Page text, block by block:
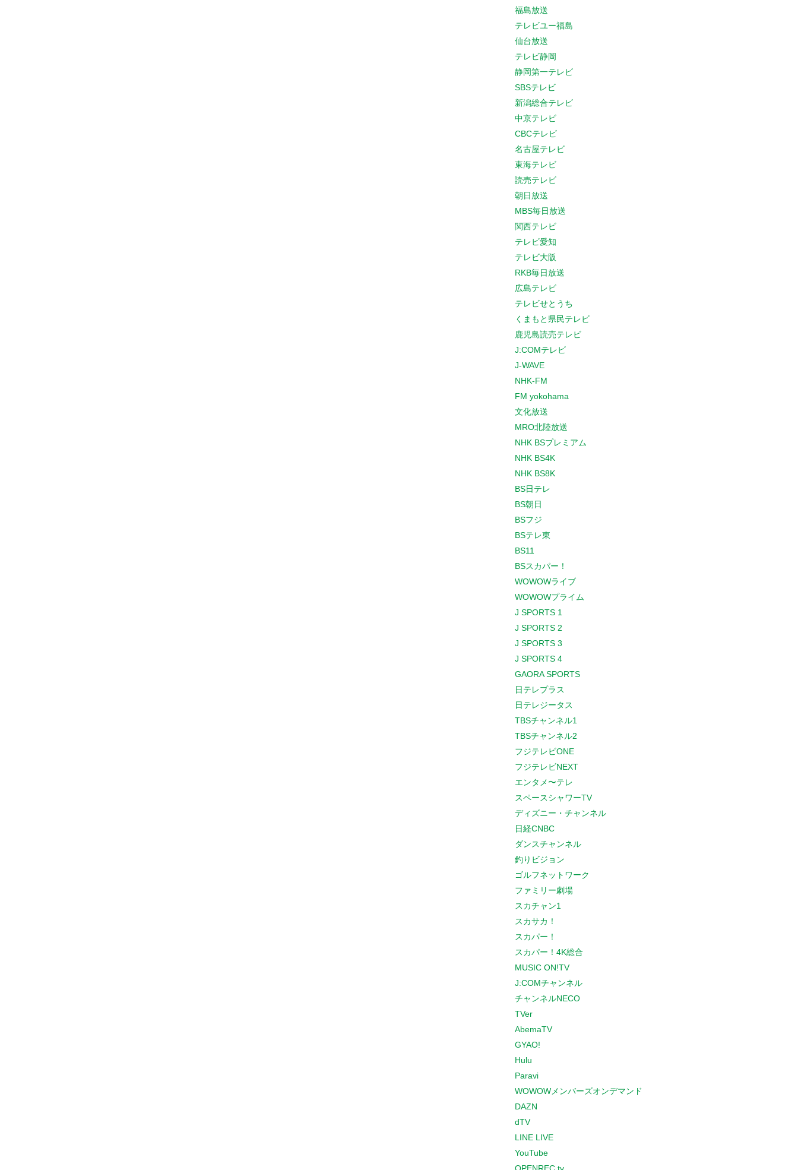
福島放送
テレビユー福島
仙台放送
テレビ静岡
静岡第一テレビ
SBSテレビ
新潟総合テレビ
中京テレビ
CBCテレビ
名古屋テレビ
東海テレビ
読売テレビ
朝日放送
MBS毎日放送
関西テレビ
テレビ愛知
テレビ大阪
RKB毎日放送
広島テレビ
テレビせとうち
くまもと県民テレビ
鹿児島読売テレビ
J:COMテレビ
J-WAVE
NHK-FM
FM yokohama
文化放送
MRO北陸放送
NHK BSプレミアム
NHK BS4K
NHK BS8K
BS日テレ
BS朝日
BSフジ
BSテレ東
BS11
BSスカパー！
WOWOWライブ
WOWOWプライム
J SPORTS 1
J SPORTS 2
J SPORTS 3
J SPORTS 4
GAORA SPORTS
日テレプラス
日テレジータス
TBSチャンネル1
TBSチャンネル2
フジテレビONE
フジテレビNEXT
エンタメ〜テレ
スペースシャワーTV
ディズニー・チャンネル
日経CNBC
ダンスチャンネル
釣りビジョン
ゴルフネットワーク
ファミリー劇場
スカチャン1
スカサカ！
スカパー！
スカパー！4K総合
MUSIC ON!TV
J:COMチャンネル
チャンネルNECO
TVer
AbemaTV
GYAO!
Hulu
Paravi
WOWOWメンバーズオンデマンド
DAZN
dTV
LINE LIVE
YouTube